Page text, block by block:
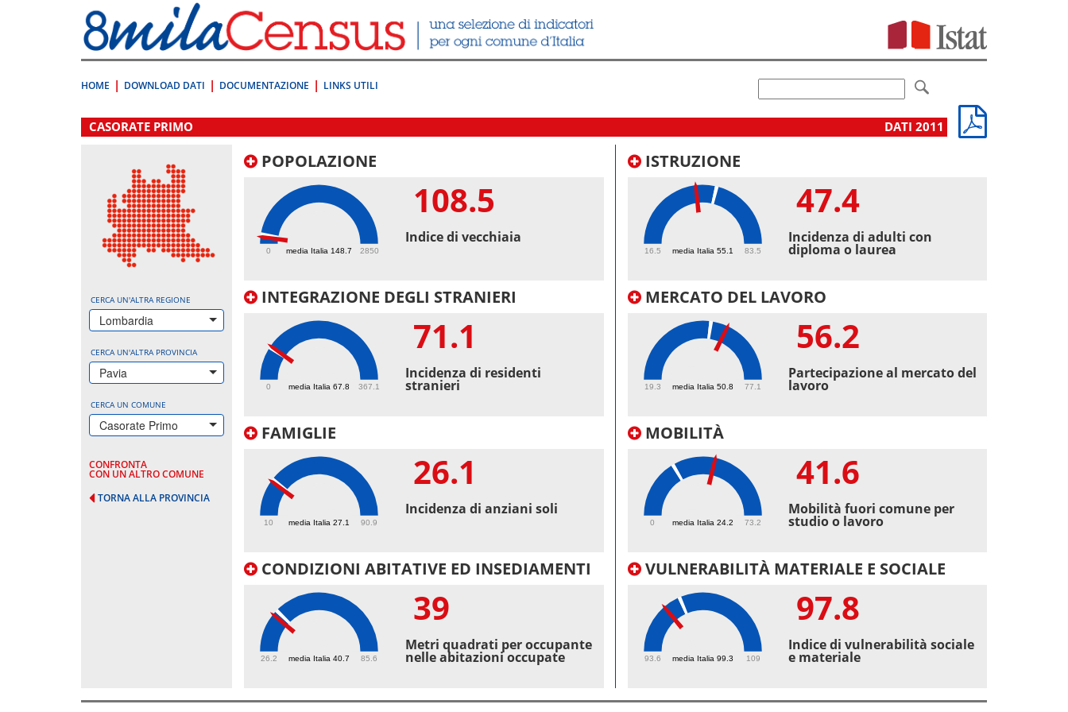
direttamente
a:
Contenuto
HOME DOWNLOAD DATI DOCUMENTAZIONE LINKS UTILI
.
CASORATE PRIMO DATI 2011
CERCA UN'ALTRA REGIONE
Lombardia
CERCA UN'ALTRA PROVINCIA
Pavia
CERCA UN COMUNE
Casorate Primo
CONFRONTA
CON UN ALTRO COMUNE
TORNA ALLA PROVINCIA
POPOLAZIONE
media Italia 148.7
0 2850
108.5
Indice di vecchiaia
INTEGRAZIONE DEGLI STRANIERI
media Italia 67.8
0 367.1
71.1
Incidenza di residenti
stranieri
FAMIGLIE
media Italia 27.1
10 90.9
26.1
Incidenza di anziani soli
CONDIZIONI ABITATIVE ED INSEDIAMENTI
media Italia 40.7
26.2 85.6
39
Metri quadrati per occupante
nelle abitazioni occupate
ISTRUZIONE
media Italia 55.1
16.5 83.5
47.4
Incidenza di adulti con
diploma o laurea
MERCATO DEL LAVORO
media Italia 50.8
19.3 77.1
56.2
Partecipazione al mercato del
lavoro
MOBILITÀ
media Italia 24.2
0 73.2
41.6
Mobilità fuori comune per
studio o lavoro
VULNERABILITÀ MATERIALE E SOCIALE
media Italia 99.3
93.6 109
97.8
Indice di vulnerabilità sociale
e materiale